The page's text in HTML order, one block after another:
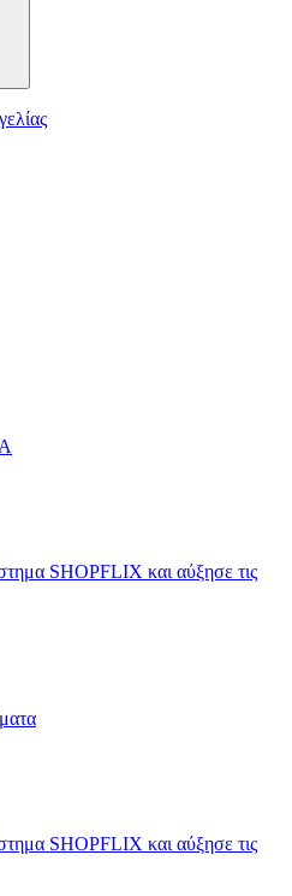
SHOPFLIX και αύξησε τις
SHOPFLIX και αύξησε τις